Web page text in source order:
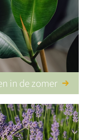
in de zomer